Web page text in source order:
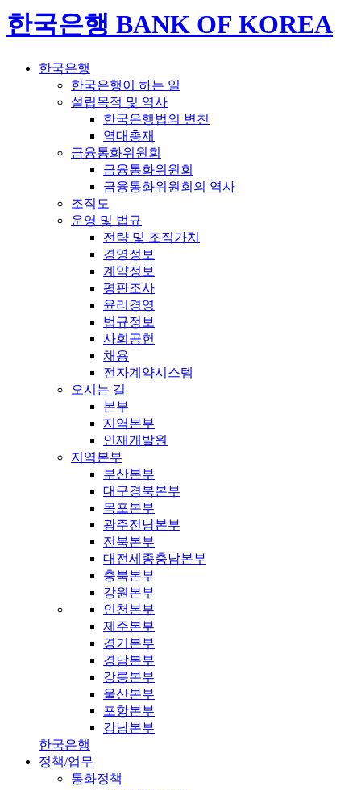
한국은행 BANK OF KOREA
한국은행
한국은행이 하는 일
설립목적 및 역사
한국은행법의 변천
역대총재
금융통화위원회
금융통화위원회
금융통화위원회의 역사
조직도
운영 및 법규
전략 및 조직가치
경영정보
계약정보
평판조사
윤리경영
법규정보
사회공헌
채용
전자계약시스템
오시는 길
본부
지역본부
인재개발원
지역본부
부산본부
대구경북본부
목포본부
광주전남본부
전북본부
대전세종충남본부
충북본부
강원본부
인천본부
제주본부
경기본부
경남본부
강릉본부
울산본부
포항본부
강남본부
한국은행
정책/업무
통화정책